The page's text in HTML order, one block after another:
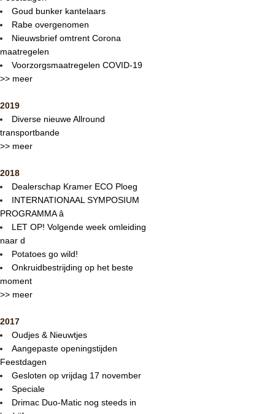
Goud bunker kantelaars
Rabe overgenomen
Nieuwsbrief omtrent Corona
maatregelen
Voorzorgsmaatregelen COVID-19
>> meer
2019
Diverse nieuwe Allround
transportbande
>> meer
2018
Dealerschap Kramer ECO Ploeg
INTERNATIONAAL SYMPOSIUM
PROGRAMMA â
LET OP! Volgende week omleiding
naar d
Potatoes go wild!
Onkruidbestrijding op het beste
moment
>> meer
2017
Oudjes & Nieuwtjes
Aangepaste openingstijden
Feestdagen
Gesloten op vrijdag 17 november
Speciale
Drimac Duo-Matic nog steeds in